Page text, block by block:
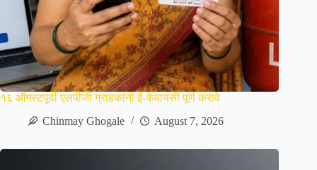
१६ ऑगस्टपूर्वी एलपीजी ग्राहकांनी ई-केवायसी पूर्ण करावे
Chinmay Ghogale
August 7, 2026